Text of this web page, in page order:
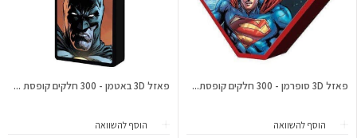
פאזל 3D סופרמן - 300 חלקים קופסת...
הוסף להשוואה
פאזל 3D באטמן - 300 חלקים קופסת ...
הוסף להשוואה